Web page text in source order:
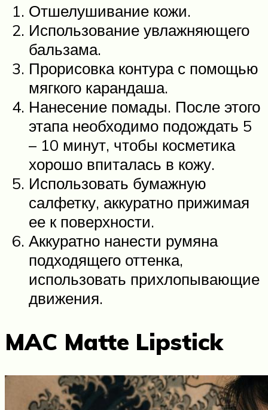
Отшелушивание кожи.
Использование увлажняющего
бальзама.
Прорисовка контура с помощью
мягкого карандаша.
Нанесение помады. После этого
этапа необходимо подождать 5
– 10 минут, чтобы косметика
хорошо впиталась в кожу.
Использовать бумажную
салфетку, аккуратно прижимая
ее к поверхности.
Аккуратно нанести румяна
подходящего оттенка,
использовать прихлопывающие
движения.
MAC Matte Lipstick